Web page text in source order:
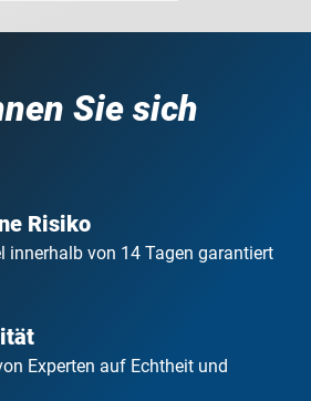
Sie sich
Risiko
innerhalb von 14 Tagen garantiert
Experten auf Echtheit und